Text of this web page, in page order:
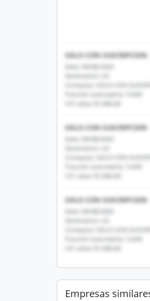
SOLO CON SUSCRIPCION
Date: 09/08/2026
Destination: US
Company: SOLO CON
Fracción arancelaria: 12345
CIF value: $1,000.00
SOLO CON SUSCRIPCION
Date: 09/08/2026
Destination: US
Company: SOLO CON
Fracción arancelaria: 12345
CIF value: $1,000.00
SOLO CON SUSCRIPCION
Date: 09/08/2026
Destination: US
Company: SOLO CON
Fracción arancelaria: 12345
CIF value: $1,000.00
Empresas